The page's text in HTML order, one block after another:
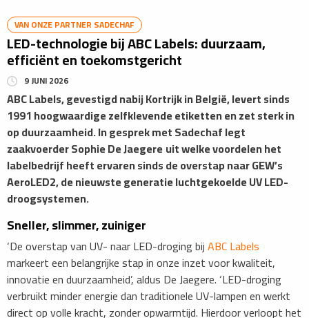
VAN ONZE PARTNER SADECHAF
LED-technologie bij ABC Labels: duurzaam,
efficiënt en toekomstgericht
9 JUNI 2026
ABC Labels, gevestigd nabij Kortrijk in België, levert sinds
1991 hoogwaardige zelfklevende etiketten en zet sterk in
op duurzaamheid. In gesprek met Sadechaf legt
zaakvoerder Sophie De Jaegereuit welke voordelen het
labelbedrijf heeft ervaren sinds de overstap naar GEW’s
AeroLED2, de nieuwste generatie luchtgekoelde UV LED-
droogsystemen.
Sneller, slimmer, zuiniger
‘De overstap van UV- naar LED-droging bijABC Labels
markeert een belangrijke stap in onze inzet voor kwaliteit,
innovatie en duurzaamheid’, aldus De Jaegere. ‘LED-droging
verbruikt minder energie dan traditionele UV-lampen en werkt
direct op volle kracht, zonder opwarmtijd. Hierdoor verloopt het